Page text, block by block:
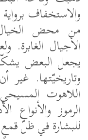
والاستخفاف
من محض
الأجيال
يجعل البعض
وتاريخيّتها.
اللاهوت
الرموز والأنواع
للبشارة في ظلّ